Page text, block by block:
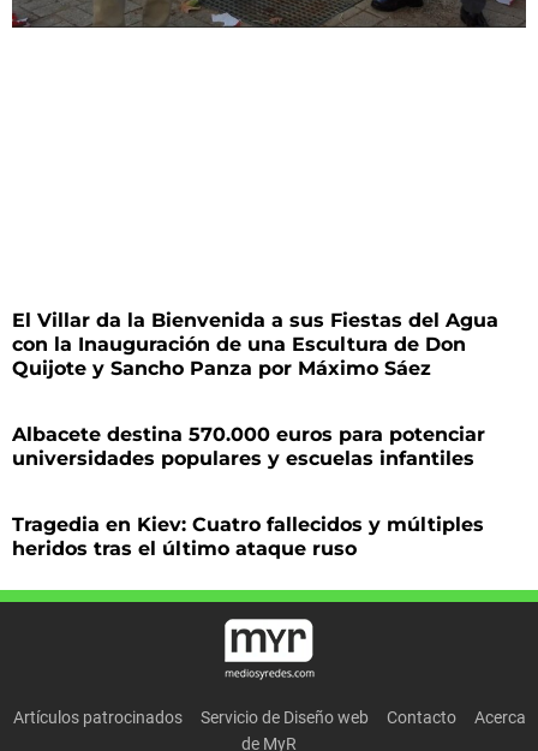
El Villar da la Bienvenida a sus Fiestas del Agua
con la Inauguración de una Escultura de Don
Quijote y Sancho Panza por Máximo Sáez
Albacete destina 570.000 euros para potenciar
universidades populares y escuelas infantiles
Tragedia en Kiev: Cuatro fallecidos y múltiples
heridos tras el último ataque ruso
Artículos patrocinados Servicio de Diseño web Contacto
Acerca
de MyR